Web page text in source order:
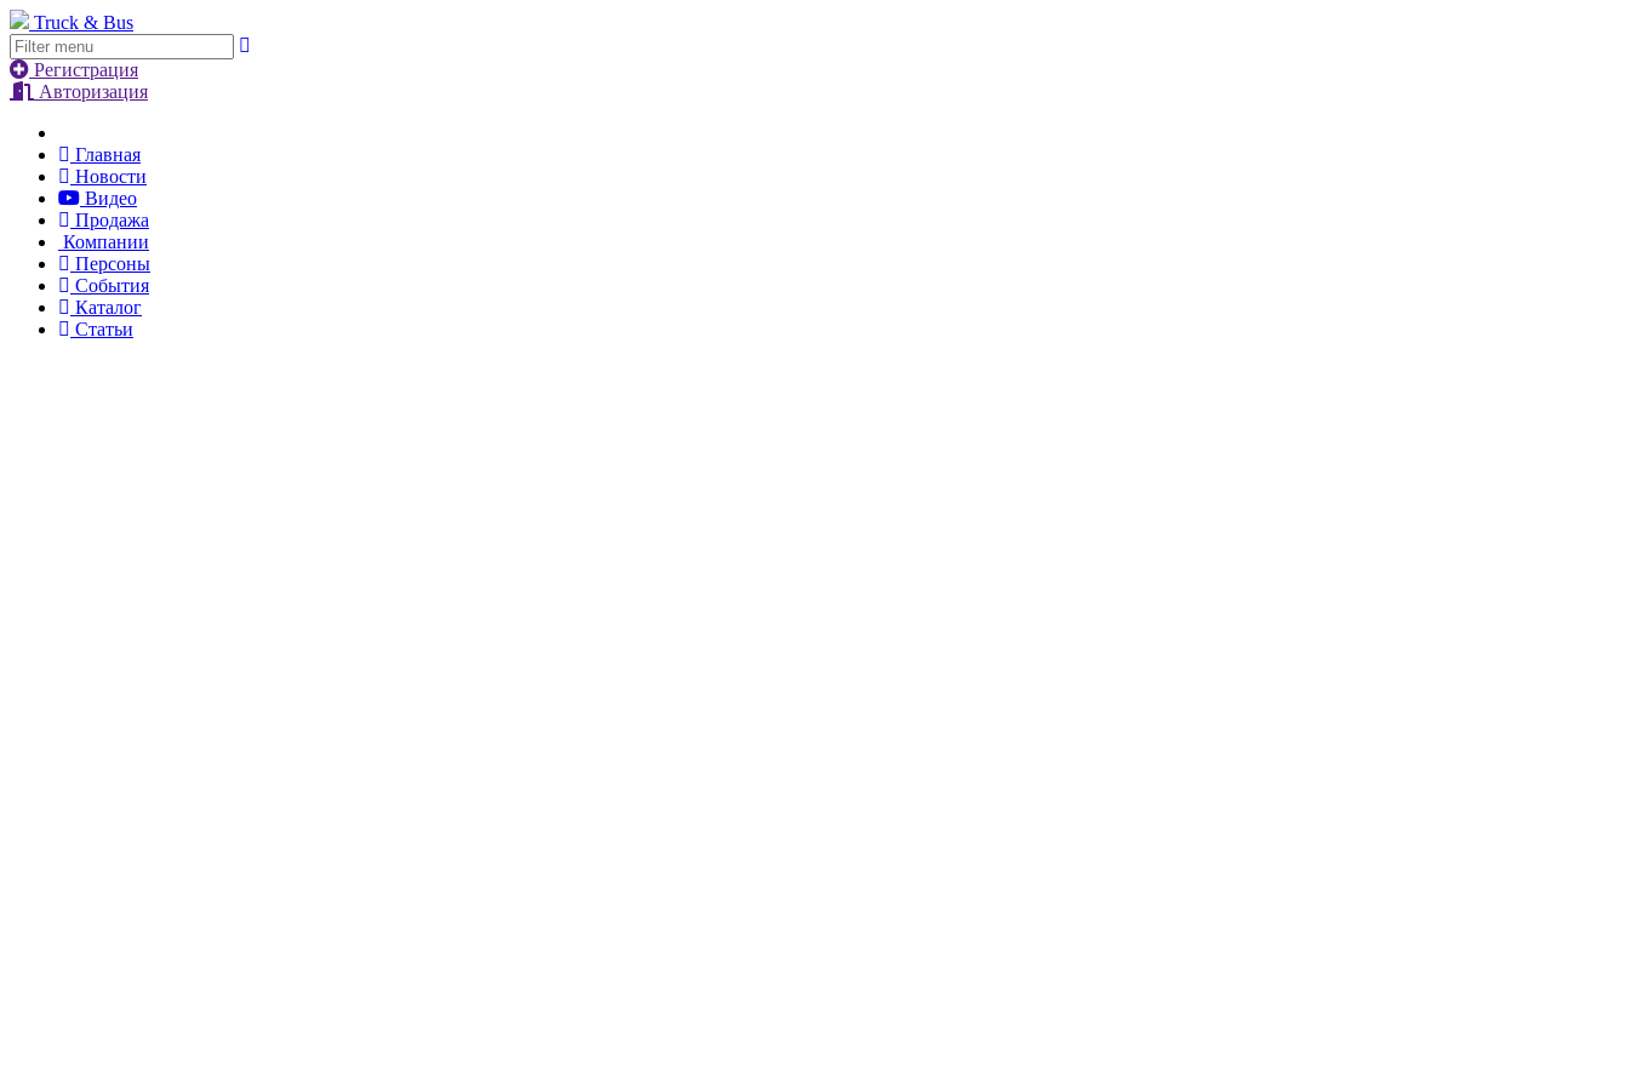
Truck & Bus
Регистрация
Авторизация
Главная
Новости
Видео
Продажа
Компании
Персоны
События
Каталог
Статьи